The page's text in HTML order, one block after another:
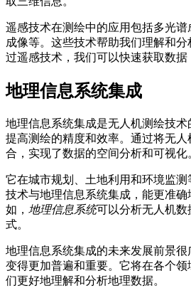
遥感技术在测绘中的应用包括多光
成像等。这些技术帮助我们理解和
过遥感技术，我们可以快速获取数据
地理信息系统集成
地理信息系统集成是无人机测绘技
提高测绘的精度和效率。通过将无
合，实现了数据的空间分析和可视化
它在城市规划、土地利用和环境监
技术与地理信息系统集成，能更准确
如， 地理信息系统可以分析无人机
式。
地理信息系统集成的未来发展前景
变得更加普遍和重要。它将在各个领
们更好地理解和分析地理数据。